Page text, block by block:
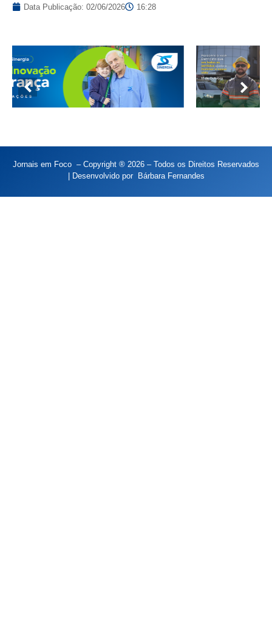
Data Publicação: 02/06/2026 16:28
Jornais em Foco – Copyright ® 2026 – Todos os Direitos Reservados
| Desenvolvido por
Bárbara Fernandes